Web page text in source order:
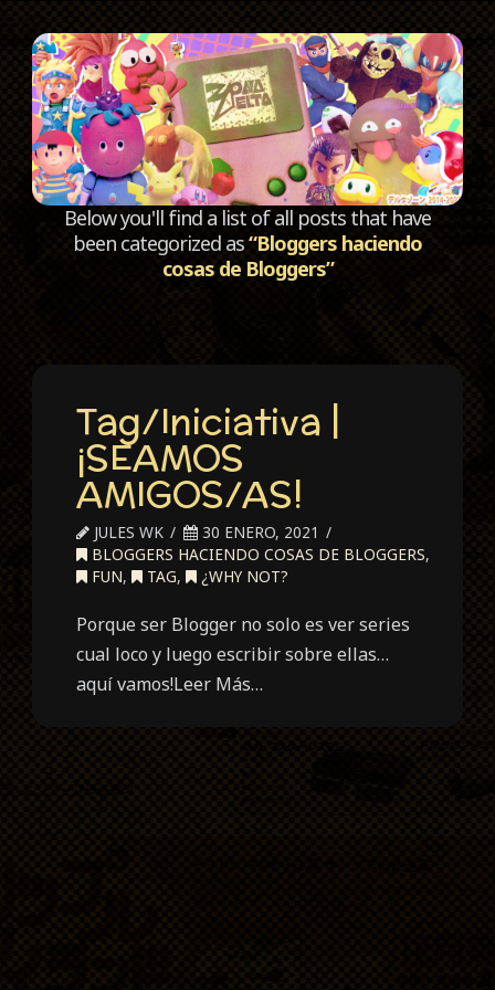
Below you'll find a list of all posts that have
been categorized as“Bloggers haciendo
cosas de Bloggers”
Tag/Iniciativa |
¡SEAMOS
AMIGOS/AS!
JULES WK
30 ENERO, 2021
BLOGGERS HACIENDO COSAS DE BLOGGERS,
FUN, TAG, ¿WHY NOT?
Porque ser Blogger no solo es ver series
cual loco y luego escribir sobre ellas…
aquí vamos!Leer Más…